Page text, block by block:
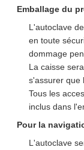
Emballage du
L'autoclave
en toute
dommage
La caisse
s'assurer que
Tous les
inclus dans
Pour la
L'autoclave